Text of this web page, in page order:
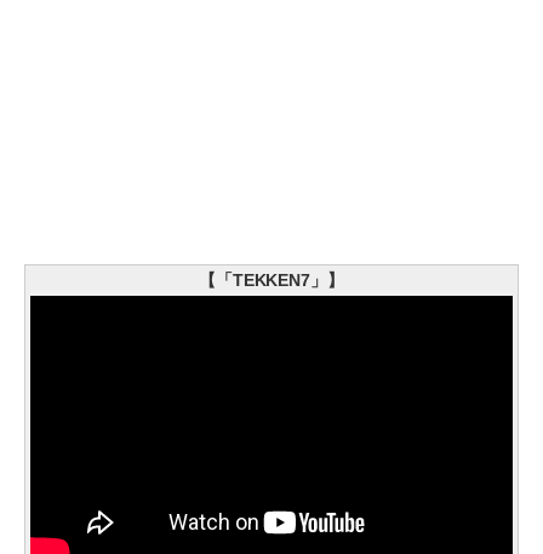
【「TEKKEN7」】